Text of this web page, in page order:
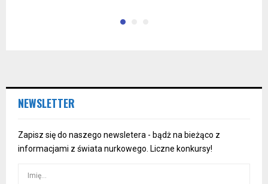
NEWSLETTER
Zapisz się do naszego newsletera - bądż na bieżąco z
informacjami z świata nurkowego. Liczne konkursy!